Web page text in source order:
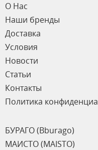
О Нас
Наши бренды
Доставка
Условия
Новости
Статьи
Контакты
Политика
БУРАГО (Bburago)
МАИСТО (MAISTO)